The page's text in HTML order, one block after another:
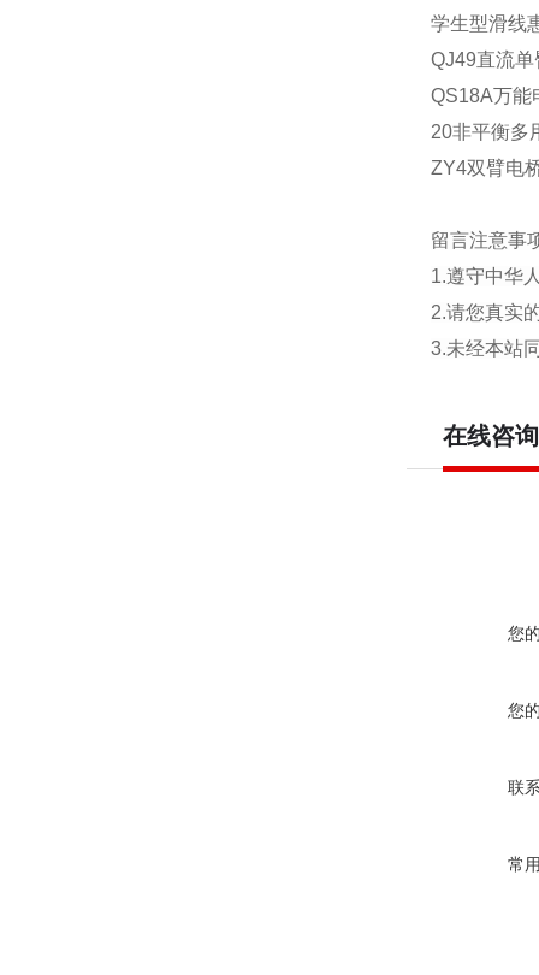
学生型滑线
QJ49直流
QS18A万能
20非平衡多
ZY4双臂电
留言注意事
1.遵守中华
2.请您真实
3.未经本站
在线咨询
您
您
联
常